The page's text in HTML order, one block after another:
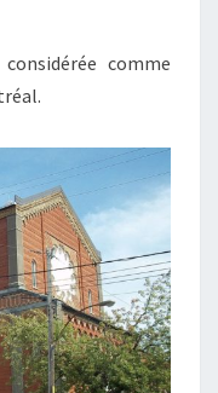
comme